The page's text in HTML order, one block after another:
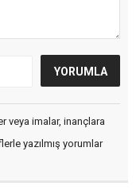
veya imalar, inançlara
yazılmış yorumlar